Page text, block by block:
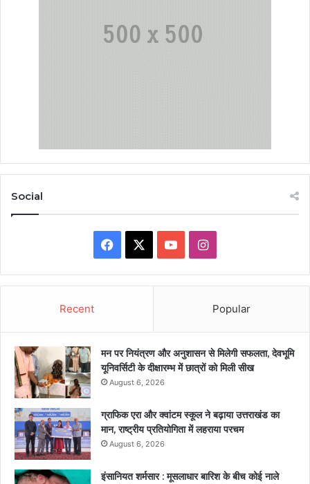
Social
Facebook YouTubeInstagram
Recent Popular
मन पर नियंत्रण और अनुशासन से मिलेगी सफलता, देवभूमि
यूनिवर्सिटी के दीक्षारम्भ में छात्रों को मिली सीख
August 6, 2026
ग्राफिक एरा और क्वांटम स्कूल ने बढ़ाया उत्तराखंड का
मान, राष्ट्रीय प्रतियोगिता में लहराया परचम
August 6, 2026
इंसानियत शर्मसार : मूसलाधार बारिश के बीच कोई नाले